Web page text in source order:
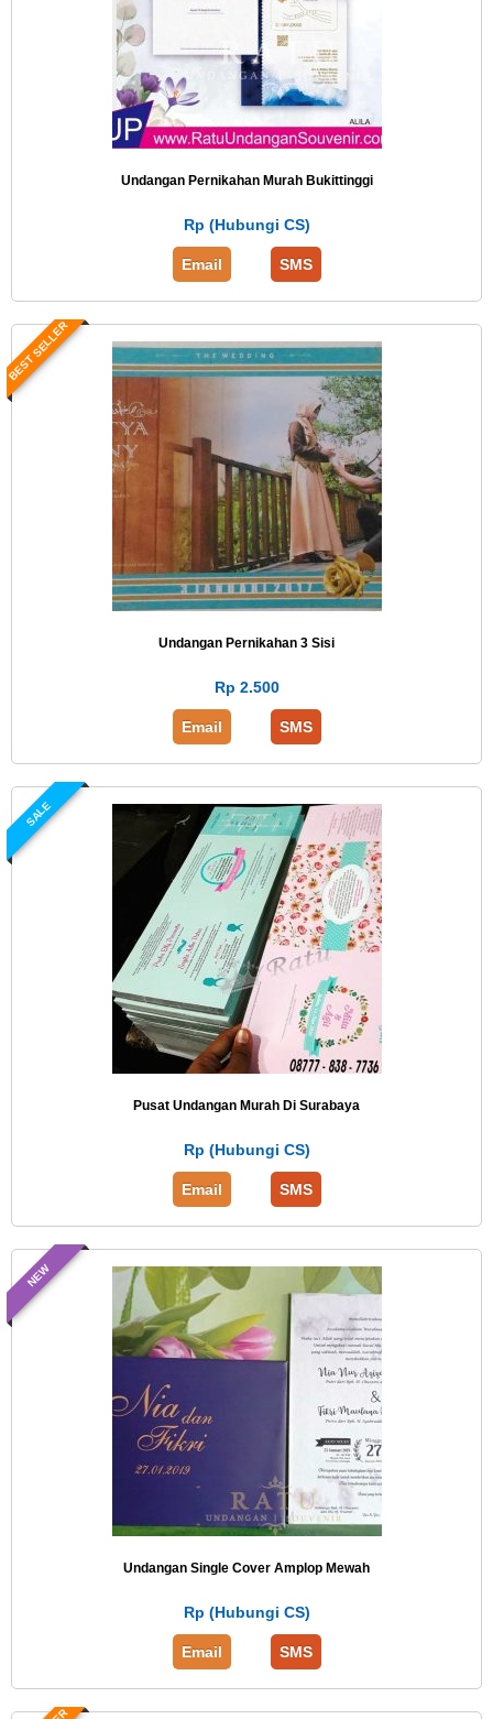
Undangan Pernikahan Murah Bukittinggi
Rp (Hubungi CS)
Email SMS
BEST SELLER
Undangan Pernikahan 3 Sisi
Rp 2.500
Email SMS
SALE
Pusat Undangan Murah Di Surabaya
Rp (Hubungi CS)
Email SMS
NEW
Undangan Single Cover Amplop Mewah
Rp (Hubungi CS)
Email SMS